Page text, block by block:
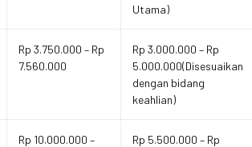
Utama)
Rp 3.750.000 – Rp
7.560.000
Rp 3.000.000 – Rp
5.000.000(Disesuaikan
dengan bidang
keahlian)
Rp 10.000.000 –
Rp 5.500.000 – Rp